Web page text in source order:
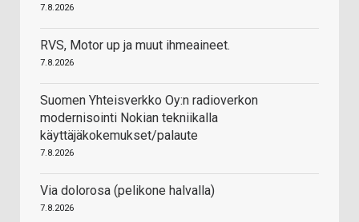
7.8.2026
RVS, Motor up ja muut ihmeaineet.
7.8.2026
Suomen Yhteisverkko Oy:n radioverkon
modernisointi Nokian tekniikalla
käyttäjäkokemukset/palaute
7.8.2026
Via dolorosa (pelikone halvalla)
7.8.2026